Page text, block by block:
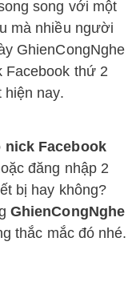
song với một
mà nhiều người
GhienCongNghe
Facebook thứ 2
hiện nay.
nick Facebook
đăng nhập 2
bị hay không?
GhienCongNghe
thắc mắc đó nhé.